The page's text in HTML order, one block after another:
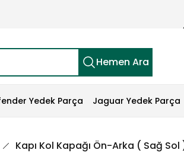
Hemen Ara
Yedek Parça Jaguar Yedek Parça
Kapı Kol Kapağı Ön-Arka ( Sağ